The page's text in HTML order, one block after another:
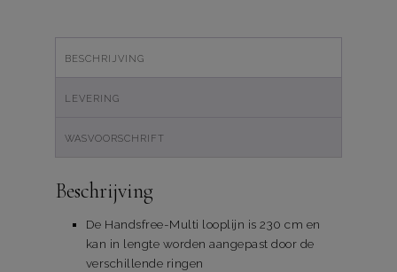
BESCHRIJVING
LEVERING
WASVOORSCHRIFT
Beschrijving
De Handsfree-Multi looplijn is 230 cm en
kan in lengte worden aangepast door de
verschillende ringen